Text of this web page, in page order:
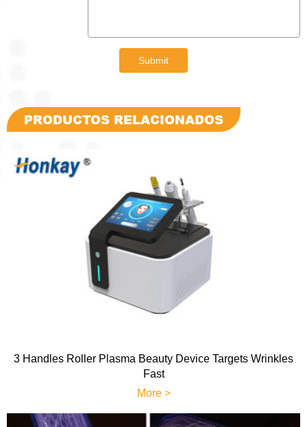
Submit
PRODUCTOS RELACIONADOS
3 Handles Roller Plasma Beauty Device Targets Wrinkles
Fast
More >